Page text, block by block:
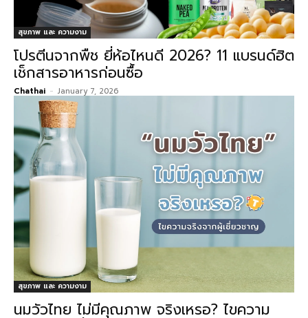
สุขภาพ และ ความงาม
โปรตีนจากพืช ยี่ห้อไหนดี 2026? 11 แบรนด์ฮิต
เช็กสารอาหารก่อนซื้อ
Chathai - January 7, 2026
สุขภาพ และ ความงาม
นมวัวไทย ไม่มีคุณภาพ จริงเหรอ? ไขความ